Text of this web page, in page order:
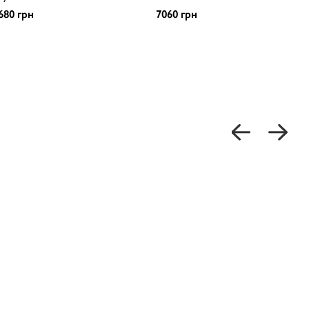
грн 7060 грн